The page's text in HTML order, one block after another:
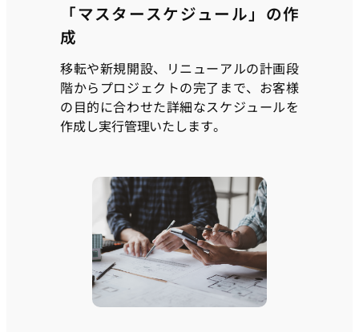
「マスタースケジュール」の作
成
移転や新規開設、リニューアルの計画段
階からプロジェクトの完了まで、お客様
の目的に合わせた詳細なスケジュールを
作成し実行管理いたします。